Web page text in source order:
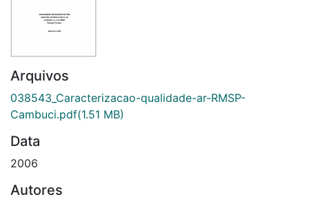
Arquivos
038543_Caracterizacao-qualidade-ar-RMSP-
Cambuci.pdf(1.51 MB)
Data
2006
Autores